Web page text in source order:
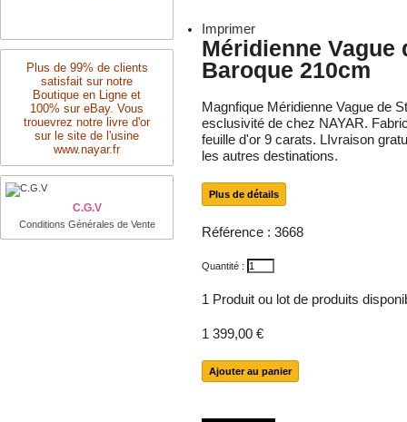
Plus de 99% de clients
satisfait sur notre
Boutique en Ligne et
100% sur eBay. Vous
trouevrez notre livre d'or
sur le site de l'usine
www.nayar.fr
C.G.V
Conditions Générales de Vente
Imprimer
Méridienne Vague
Baroque 210cm
Magnfique Méridienne Vague de
esclusivité de chez NAYAR.
feuille d'or 9 carats. LIvraison
les autres destinations.
Plus de détails
Référence : 3668
Quantité :
1 Produit ou lot de produits
1 399,00 €